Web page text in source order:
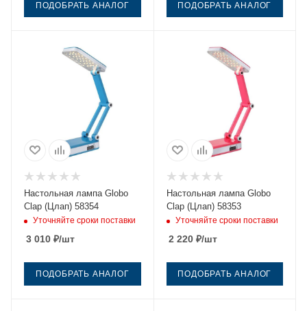
ПОДОБРАТЬ АНАЛОГ ПОДОБРАТЬ АНАЛОГ
Настольная лампа Globo
Clap (Цлап) 58354
Уточняйте сроки поставки
3 010 ₽/шт
ПОДОБРАТЬ АНАЛОГ
Настольная лампа Globo
Clap (Цлап) 58353
Уточняйте сроки поставки
2 220₽/шт
ПОДОБРАТЬ АНАЛОГ